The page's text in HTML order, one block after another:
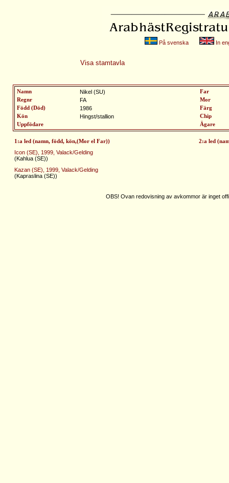
På svenska In
Visa stamtavla
Namn Nikel (SU)
Far
Regnr
FA
Mor
Född (Död)
1986
Färg
Kön
Hingst/stallion
Chip
Uppfödare
Ägare
1:a led (namn, född, kön,(Mor el Far)) 2:a led
Icon (SE), 1999, Valack/Gelding
(Kahlua (SE))
Kazan (SE), 1999, Valack/Gelding
(Kapraslina (SE))
OBS! Ovan redovisning av avkommor är inget